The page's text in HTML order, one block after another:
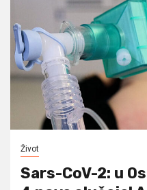
Život
Sars-CoV-2: u